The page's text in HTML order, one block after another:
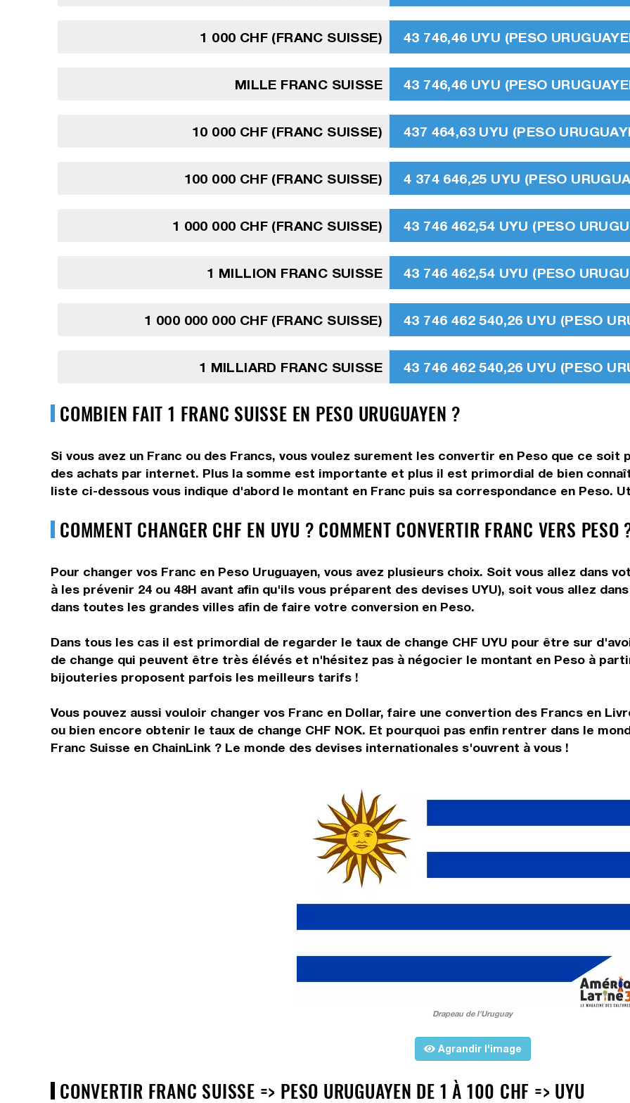
1 000 CHF (FRANC SUISSE) 43 746,46 UYU (PESO
MILLE FRANC SUISSE 43 746,46 UYU (PESO
10 000 CHF (FRANC SUISSE) 437 464,63 UYU (PESO
100 000 CHF (FRANC SUISSE) 4 374 646,25 UYU (PESO
1 000 000 CHF (FRANC SUISSE) 43 746 462,54 UYU (PESO
1 MILLION FRANC SUISSE 43 746 462,54 UYU (PESO
1 000 000 000 CHF (FRANC SUISSE) 43 746 462 540,26 UYU (PESO
1 MILLIARD FRANC SUISSE 43 746 462 540,26 UYU (PESO
COMBIEN FAIT 1 FRANC SUISSE EN PESO URUGUAYEN ?
Si vous avez un Franc ou des Francs, vous voulez surement les convertir en Peso que ce soit
des achats par internet. Plus la somme est importante et plus il est primordial de bien
liste ci-dessous vous indique d'abord le montant en Franc puis sa correspondance en Peso.
COMMENT CHANGER CHF EN UYU ? COMMENT CONVERTIR FRANC VERS PESO
Pour changer vos Franc en Peso Uruguayen, vous avez plusieurs choix. Soit vous allez dans
à les prévenir 24 ou 48H avant afin qu'ils vous préparent des devises UYU), soit vous allez
dans toutes les grandes villes afin de faire votre conversion en Peso.
Dans tous les cas il est primordial de regarder le taux de change CHF UYU pour être sur
de change qui peuvent être très élévés et n'hésitez pas à négocier le montant en Peso à
bijouteries proposent parfois les meilleurs tarifs !
Vous pouvez aussi vouloir changer vos Franc en Dollar, faire une convertion des Francs en
ou bien encore obtenir le taux de change CHF NOK. Et pourquoi pas enfin rentrer dans le
Franc Suisse en ChainLink ? Le monde des devises internationales s'ouvrent à vous !
Drapeau de l'Uruguay
Agrandir l'image
CONVERTIR FRANC SUISSE => PESO URUGUAYEN DE 1 À 100 CHF => UYU